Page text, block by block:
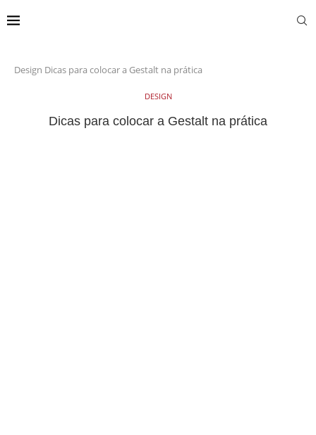
Design Dicas para colocar a Gestalt na prática
DESIGN
Dicas para colocar a Gestalt na prática